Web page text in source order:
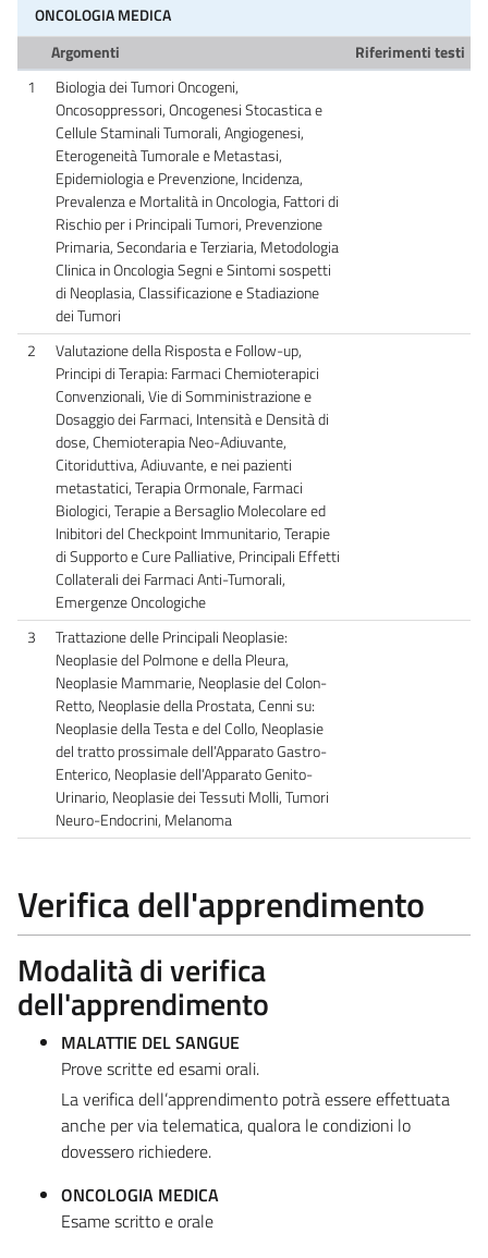
ONCOLOGIA MEDICA
Argomenti
Riferimenti testi
1
Biologia dei Tumori Oncogeni,
Oncosoppressori, Oncogenesi Stocastica e
Cellule Staminali Tumorali, Angiogenesi,
Eterogeneità Tumorale e Metastasi,
Epidemiologia e Prevenzione, Incidenza,
Prevalenza e Mortalità in Oncologia, Fattori di
Rischio per i Principali Tumori, Prevenzione
Primaria, Secondaria e Terziaria, Metodologia
Clinica in Oncologia Segni e Sintomi sospetti
di Neoplasia, Classificazione e Stadiazione
dei Tumori
2
Valutazione della Risposta e Follow-up,
Principi di Terapia: Farmaci Chemioterapici
Convenzionali, Vie di Somministrazione e
Dosaggio dei Farmaci, Intensità e Densità di
dose, Chemioterapia Neo-Adiuvante,
Citoriduttiva, Adiuvante, e nei pazienti
metastatici, Terapia Ormonale, Farmaci
Biologici, Terapie a Bersaglio Molecolare ed
Inibitori del Checkpoint Immunitario, Terapie
di Supporto e Cure Palliative, Principali Effetti
Collaterali dei Farmaci Anti-Tumorali,
Emergenze Oncologiche
3
Trattazione delle Principali Neoplasie:
Neoplasie del Polmone e della Pleura,
Neoplasie Mammarie, Neoplasie del Colon-
Retto, Neoplasie della Prostata, Cenni su:
Neoplasie della Testa e del Collo, Neoplasie
del tratto prossimale dell’Apparato Gastro-
Enterico, Neoplasie dell’Apparato Genito-
Urinario, Neoplasie dei Tessuti Molli, Tumori
Neuro-Endocrini, Melanoma
Verifica dell'apprendimento
Modalità di verifica
dell'apprendimento
MALATTIE DEL SANGUE
Prove scritte ed esami orali.
La verifica dell’apprendimento potrà essere effettuata
anche per via telematica, qualora le condizioni lo
dovessero richiedere.
ONCOLOGIA MEDICA
Esame scritto e orale